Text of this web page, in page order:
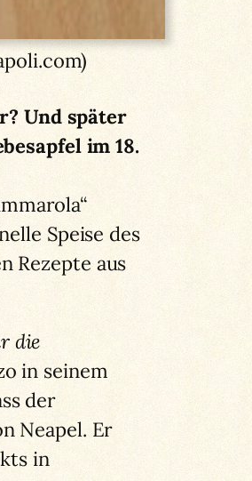
Und später
im 18.
Speise des
Rezepte aus
die
in seinem
der
Neapel. Er
in